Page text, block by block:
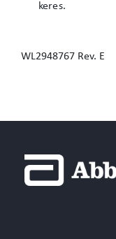
keres.
WL2948767 Rev. E